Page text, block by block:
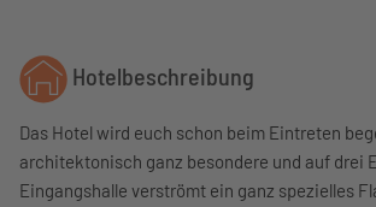
Hotelbeschreibung
Das Hotel wird euch schon beim Eintreten
architektonisch ganz besondere und auf drei
Eingangshalle verströmt ein ganz spezielles